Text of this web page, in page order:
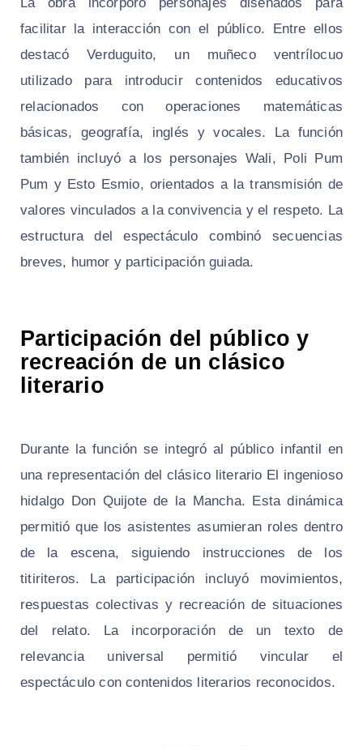
facilitar la interacción con el público. Entre ellos
destacó Verduguito, un muñeco ventrílocuo
utilizado para introducir contenidos educativos
relacionados con operaciones matemáticas
básicas, geografía, inglés y vocales. La función
también incluyó a los personajes Wali, Poli Pum
Pum y Esto Esmio, orientados a la transmisión de
valores vinculados a la convivencia y el respeto. La
estructura del espectáculo combinó secuencias
breves, humor y participación guiada.
Participación del público y
recreación de un clásico
literario
Durante la función se integró al público infantil en
una representación del clásico literario El ingenioso
hidalgo Don Quijote de la Mancha. Esta dinámica
permitió que los asistentes asumieran roles dentro
de la escena, siguiendo instrucciones de los
titiriteros. La participación incluyó movimientos,
respuestas colectivas y recreación de situaciones
del relato. La incorporación de un texto de
relevancia universal permitió vincular el
espectáculo con contenidos literarios reconocidos.